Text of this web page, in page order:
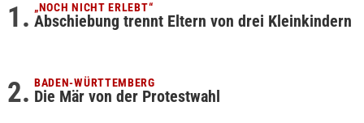
„NOCH NICHT ERLEBT“
Abschiebung trennt Eltern von drei Kleinkindern
BADEN-WÜRTTEMBERG
Die Mär von der Protestwahl